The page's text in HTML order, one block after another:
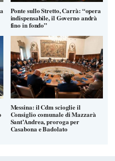
Ponte sullo Stretto, Carrà: “opera
indispensabile, il Governo andrà
fino in fondo”
Messina: il Cdm scioglie il
Consiglio comunale di Mazzarà
Sant’Andrea, proroga per
Casabona e Badolato